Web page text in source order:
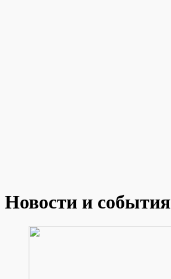
Новости и события